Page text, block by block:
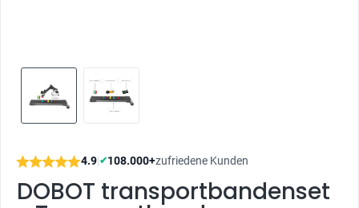
4.9|✔108.000+zufriedene Kunden
DOBOT transportbandenset